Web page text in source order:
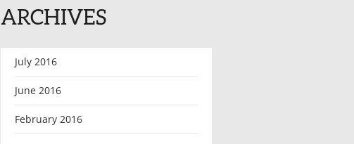
ARCHIVES
July 2016
June 2016
February 2016